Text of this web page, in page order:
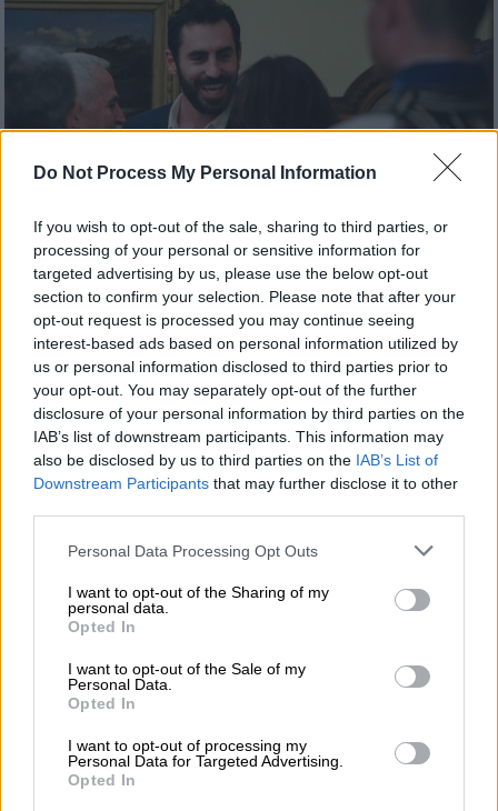
Do Not Process My Personal Information
If you wish to opt-out of the sale, sharing to third parties, or
processing of your personal or sensitive information for
targeted advertising by us, please use the below opt-out
section to confirm your selection. Please note that after your
opt-out request is processed you may continue seeing
interest-based ads based on personal information utilized by
us or personal information disclosed to third parties prior to
your opt-out. You may separately opt-out of the further
disclosure of your personal information by third parties on the
IAB’s list of downstream participants. This information may
also be disclosed by us to third parties on the IAB’s List of
Downstream Participants that may further disclose it to other
Please note that this website/app uses one or more Google
not limited to your visit or usage behaviour. You may click to
grant or deny consent to Google and its third-party tags to
use your data for below specified purposes in below Google
consent section.
Personal Data Processing Opt Outs
I want to opt-out of the Sharing of my
personal data.
Opted In
I want to opt-out of the Sale of my
Personal Data.
Opted In
I want to opt-out of processing my
Personal Data for Targeted Advertising.
Opted In
Ελλάδα 15.01.2019 17:53
Γιάννης Αποστολάκης: Ο σεφ στην
ορκωμοσία του πατέρα του στο
Προεδρικό Μέγαρο (pics)
Στην ορκωμοσία του πατέρα του, Ευάγγελου
Αποστολάκη, βρέθηκε ο γνωστός σεφ
Lifestyle|13.01.2019 19:20